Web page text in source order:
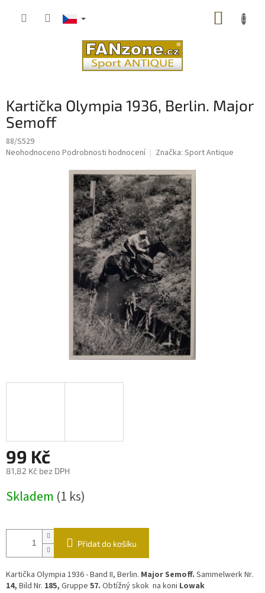
Kartička Olympia 1936, Berlin. Major
Semoff
88/S529
Průměrné
Neohodnoceno Podrobnosti hodnocení Značka: Sport Antique
99 Kč
81,82 Kč bez DPH
cena:
Skladem (1 ks)
Přidat do košíku
Kartička Olympia 1936 - Band II, Berlin. Major Semoff. Sammelwerk Nr.
14, Bild Nr. 185, Gruppe 57. Obtížný skok na koni Lowak